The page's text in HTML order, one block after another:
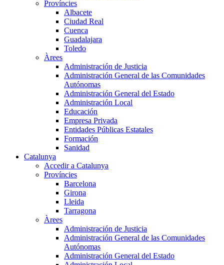
Províncies
Albacete
Ciudad Real
Cuenca
Guadalajara
Toledo
Àrees
Administración de Justicia
Administración General de las Comunidades
Autónomas
Administración General del Estado
Administración Local
Educación
Empresa Privada
Entidades Públicas Estatales
Formación
Sanidad
Catalunya
Accedir a Catalunya
Províncies
Barcelona
Girona
Lleida
Tarragona
Àrees
Administración de Justicia
Administración General de las Comunidades
Autónomas
Administración General del Estado